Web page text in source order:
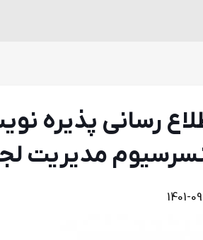
رسانی پذيره
مديريت
1401-